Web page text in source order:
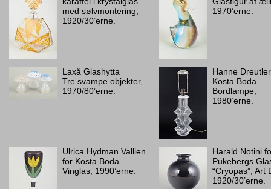
med sølvmontering,
1920/30’erne.
1970’erne.
Laxå Glashytta
Tre svampe objekter,
1970/80’erne.
Hanne
Kosta Boda
Bordlampe,
1980’erne.
Ulrica Hydman Vallien
for Kosta Boda
Vinglas, 1990’erne.
Harald Notini
Pukebergs
“Cryopas”, Art
1920/30’erne.